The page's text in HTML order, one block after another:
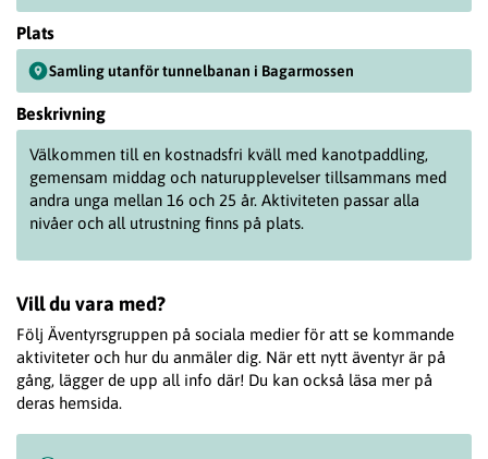
Plats
Samling utanför tunnelbanan i Bagarmossen
Beskrivning
Välkommen till en kostnadsfri kväll med kanotpaddling,
gemensam middag och naturupplevelser tillsammans med
andra unga mellan 16 och 25 år. Aktiviteten passar alla
nivåer och all utrustning finns på plats.
Vill du vara med?
Följ Äventyrsgruppen på sociala medier för att se kommande
aktiviteter och hur du anmäler dig. När ett nytt äventyr är på
gång, lägger de upp all info där! Du kan också läsa mer på
deras hemsida.